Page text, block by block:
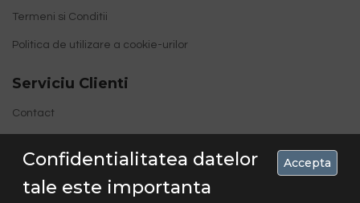
Termeni si Conditii
Politica de utilizare a cookie-urilor
Serviciu Clienti
Contact
Confidentialitatea datelor
tale este importanta
Accepta